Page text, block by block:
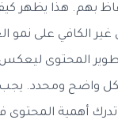
بهم. هذا يظهر
غير الكافي على نمو
المحتوى ليعكس
واضح ومحدد.
أهمية المحتوى